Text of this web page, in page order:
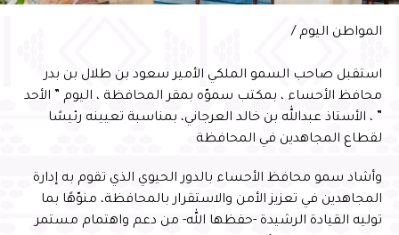
الملا
المواطن اليوم /
استقبل صاحب السمو الملكي الأمير سعود بن طلال بن بدر
محافظ الأحساء ، بمكتب سموّه بمقر المحافظة ، اليوم ” الأحد
” ، الأستاذ عبدالله بن خالد العرجاني، بمناسبة تعيينه رئيسًا
لقطاع المجاهدين في المحافظة
وأشاد سمو محافظ الأحساء بالدور الحيوي الذي تقوم به إدارة
المجاهدين في تعزيز الأمن والاستقرار بالمحافظة، منوّهًا بما
توليه القيادة الرشيدة -حفظها الله- من دعم واهتمام مستمر